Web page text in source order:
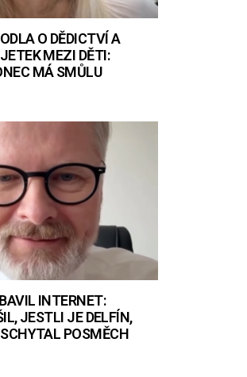
O DĚDICTVÍ A
MEZI DĚTI:
MÁ SMŮLU
INTERNET:
JESTLI JE DELFÍN,
POSMĚCH